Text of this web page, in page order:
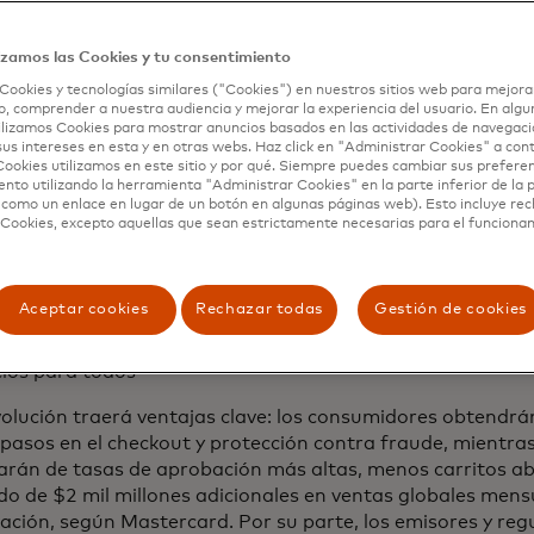
de fraude.
Pay: Simplifica el checkout con autenticación rápida y
manual de datos.
Usa autenticación biométrica para reemplazar
similar a los PIN en transacciones presenciales.
que los pagos presenciales se han vuelto más ágiles y
de chip y contactless, las compras en línea aún
en el checkout y fraude. Mastercard está cerrando esta
Country Manager de Mastercard Costa Rica.
para todos
traerá ventajas clave: los consumidores
en el checkout y protección contra fraude,
de tasas de aprobación más altas, menos carritos
de $2 mil millones adicionales en ventas globales
según Mastercard. Por su parte, los emisores y
las Cookies y tu consentimiento
y tecnologías similares ("Cookies") en nuestros sitios web para
comprender a nuestra audiencia y mejorar la experiencia del usuario. En
Cookies para mostrar anuncios basados ​​en las actividades de
intereses en esta y en otras webs. Haz click en "Administrar Cookies" a
utilizamos en este sitio y por qué. Siempre puedes cambiar sus
utilizando la herramienta "Administrar Cookies" en la parte inferior de la
un enlace en lugar de un botón en algunas páginas web). Esto incluye
excepto aquellas que sean estrictamente necesarias para el
Aceptar cookies Rechazar todas Gestión de cookies